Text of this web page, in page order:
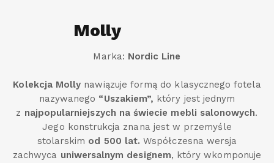
Molly
Marka: Nordic Line
Kolekcja Molly nawiązuje formą do klasycznego fotela
nazywanego “Uszakiem”, który jest jednym
z najpopularniejszych na świecie mebli salonowych.
Jego konstrukcja znana jest w przemyśle
stolarskim od 500 lat. Współczesna wersja
zachwyca uniwersalnym designem, który wkomponuje